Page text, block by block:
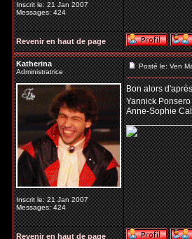
Inscrit le: 21 Jan 2007
Messages: 424
Revenir en haut de page
Katherina
Administratrice
Inscrit le: 21 Jan 2007
Messages: 424
Posté le: Ven
Bon alors
Yannick
Anne-Sophie
Revenir en haut de page